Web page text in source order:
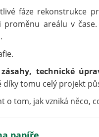
fáze rekonstrukce
areálu v
technické
díky tomu celý projekt
tom, jak vzniká něco,